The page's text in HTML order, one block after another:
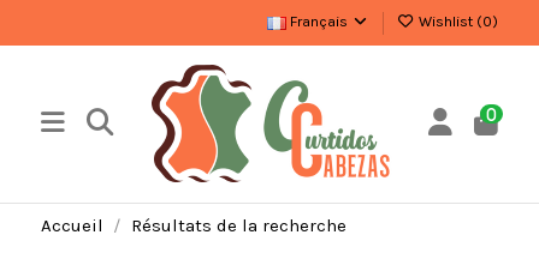
Français Wishlist (0)
0
Accueil Résultats de la recherche